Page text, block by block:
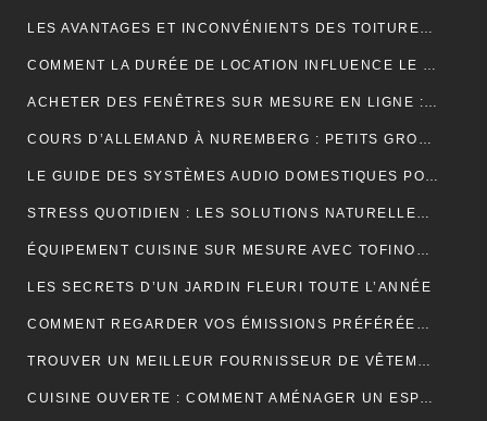
LES AVANTAGES ET INCONVÉNIENTS DES TOITURES EN BARDEAUX
COMMENT LA DURÉE DE LOCATION INFLUENCE LE PRIX D’UNE BENNE ?
ACHETER DES FENÊTRES SUR MESURE EN LIGNE : GUIDE ET ASTUCES
COURS D’ALLEMAND À NUREMBERG : PETITS GROUPES, PROFESSEURS EXPÉRIMENTÉS, AMBIANCE CONVIVIALE
LE GUIDE DES SYSTÈMES AUDIO DOMESTIQUES POUR LES DÉBUTANTS
STRESS QUOTIDIEN : LES SOLUTIONS NATURELLES POUR RETROUVER VITALITÉ ET BIEN-ÊTRE
ÉQUIPEMENT CUISINE SUR MESURE AVEC TOFINOX MAROC
LES SECRETS D’UN JARDIN FLEURI TOUTE L’ANNÉE
COMMENT REGARDER VOS ÉMISSIONS PRÉFÉRÉES PARTOUT EN FRANCE ?
TROUVER UN MEILLEUR FOURNISSEUR DE VÊTEMENTS TENDANCES POUR VOTRE BOUTIQUE
CUISINE OUVERTE : COMMENT AMÉNAGER UN ESPACE CONVIVIAL ET FONCTIONNEL ?